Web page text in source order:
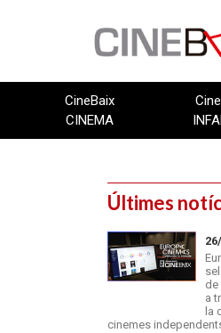
CineBaix
CINEMA
Últimes
de
a
la
cinemes